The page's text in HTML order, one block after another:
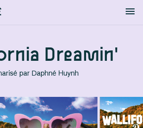
Dreamin'
par Daphné Huynh